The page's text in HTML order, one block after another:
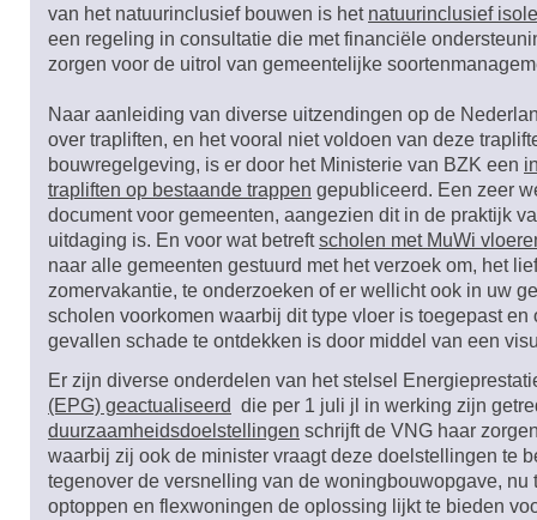
van het natuurinclusief bouwen is het natuurinclusief
een regeling in consultatie die met financiële
zorgen voor de uitrol van gemeentelijke
Naar aanleiding van diverse uitzendingen op de
over trapliften, en het vooral niet voldoen van deze
bouwregelgeving, is er door het Ministerie van BZK een
trapliften op bestaande trappen gepubliceerd. Een zeer
document voor gemeenten, aangezien dit in de praktijk
uitdaging is. En voor wat betreftscholen met MuWi
naar alle gemeenten gestuurd met het verzoek om, het
zomervakantie, te onderzoeken of er wellicht ook in uw
scholen voorkomen waarbij dit type vloer is toegepast en
gevallen schade te ontdekken is door middel van een
Er zijn diverse onderdelen van het stelsel
(EPG) geactualiseerd die per 1 juli jl in werking zijn
duurzaamheidsdoelstellingen schrijft de VNG haar
waarbij zij ook de minister vraagt deze doelstellingen te
tegenover de versnelling van de woningbouwopgave, nu
optoppen en flexwoningen de oplossing lijkt te bieden